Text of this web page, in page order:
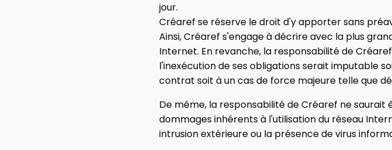
jour.
Créaref se réserve le droit d'y apporter sans
Ainsi, Créaref s'engage à décrire avec la plus
Internet. En revanche, la responsabilité de
l'inexécution de ses obligations serait imputable
contrat soit à un cas de force majeure telle que
De même, la responsabilité de Créaref ne
dommages inhérents à l'utilisation du réseau
intrusion extérieure ou la présence de virus